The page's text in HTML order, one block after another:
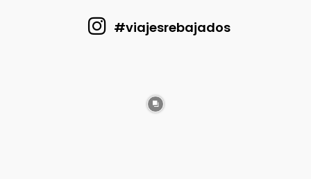
#viajesrebajados